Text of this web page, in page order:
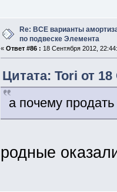
Re: ВСЕ варианты
по подвеске Элемента
«Ответ #86 : 18 Сентября 2012,
Цитата: Tori от
а почему
родные